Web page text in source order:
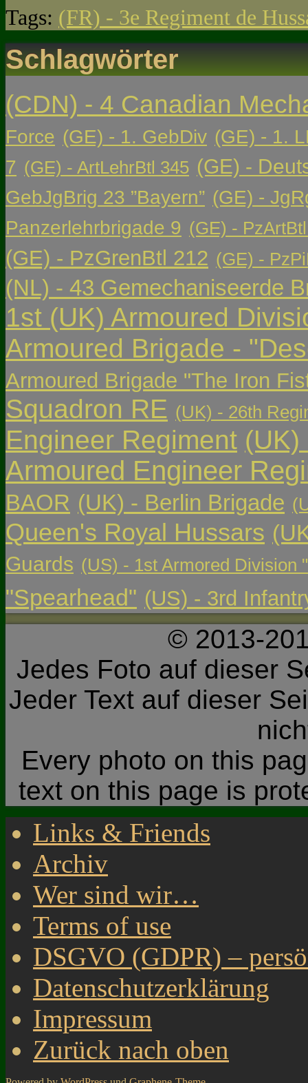
Tags: (FR) - 3e Regiment de
Schlagwörter
(CDN) - 4 Canadian
Force (GE) - 1. GebDiv (GE) - 1.
7 (GE) - ArtLehrBtl 345 (GE) -
GebJgBrig 23 ”Bayern” (GE) -
Panzerlehrbrigade 9 (GE) -
(GE) - PzGrenBtl 212 (GE) -
(NL) - 43 Gemechaniseerde
1st (UK) Armoured
Armoured Brigade -
Armoured Brigade "The Iron
Squadron RE (UK) - 26th
Engineer Regiment
Armoured Engineer
BAOR (UK) - Berlin Brigade
Queen's Royal Hussars
Guards (US) - 1st Armored Division
"Spearhead" (US) - 3rd
© 2013-
Jedes Foto auf dieser
Jeder Text auf dieser
Every photo on this
text on this page is
Links & Friends
Archiv
Wer sind wir…
Terms of use
DSGVO (GDPR) –
Datenschutzerklärung
Impressum
Zurück nach oben